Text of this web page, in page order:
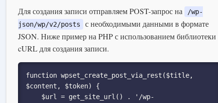
Для создания записи отправляем POST-запрос на
/wp-
json/wp/v2/posts
с необходимыми данными в формате
JSON. Ниже пример на PHP с использованием библиотеки
cURL для создания записи.
function wpset_create_post_via_rest($title,
$content, $token) {